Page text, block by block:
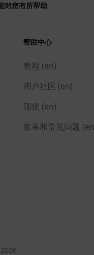
对您有所帮助
帮助中心
教程 (en)
用户社区 (en)
现状 (en)
账单和常见问题